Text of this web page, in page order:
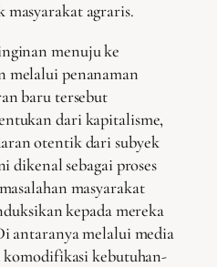
masyarakat agraris.
menuju ke
melalui penanaman
baru tersebut
dari kapitalisme,
otentik dari subyek
dikenal sebagai proses
masyarakat
kepada mereka
antaranya melalui media
komodifikasi kebutuhan-